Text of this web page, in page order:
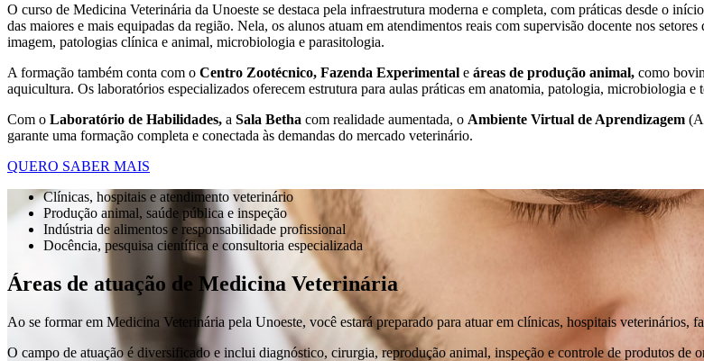
O curso de Medicina Veterinária da Unoeste se destaca pela infraestrutura moderna e completa, com práticas desde o
das maiores e mais equipadas da região. Nela, os alunos atuam em atendimentos reais com supervisão docente nos
imagem, patologias clínica e animal, microbiologia e parasitologia.
A formação também conta com o Centro Zootécnico, Fazenda Experimental e áreas de produção animal, como
aquicultura. Os laboratórios especializados oferecem estrutura para aulas práticas em anatomia, patologia, microbiologia e
Com o Laboratório de Habilidades, a Sala Betha com realidade aumentada, o Ambiente Virtual de Aprendizagem
garante uma formação completa e conectada às demandas do mercado veterinário.
QUERO SABER MAIS
Clínicas, hospitais e atendimento veterinário
Produção animal, saúde pública e inspeção
Indústria de alimentos e responsabilidade profissional
Docência, pesquisa científica e consultoria especializada
Áreas de atuação de Medicina Veterinária
Ao se formar em Medicina Veterinária pela Unoeste, você estará preparado para atuar em clínicas, hospitais veterinários,
O campo de atuação é diversificado e inclui diagnóstico, cirurgia, reprodução animal, inspeção e controle de produtos de